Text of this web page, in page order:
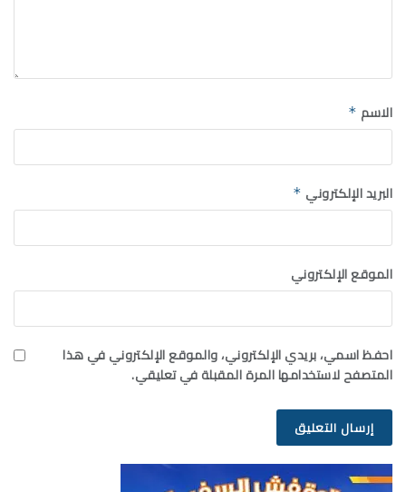
الاسم *
البريد الإلكتروني *
الموقع الإلكتروني
احفظ اسمي، بريدي الإلكتروني، والموقع الإلكتروني في هذا
المتصفح لاستخدامها المرة المقبلة في تعليقي.